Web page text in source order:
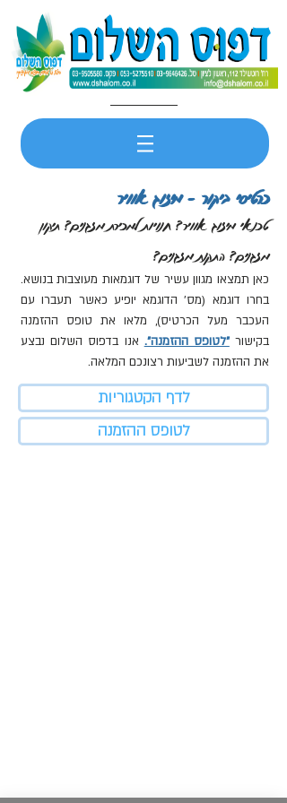
כרטיסי ביקור - מיזוג אוויר
טכנאי מיזוג אוויר? חנויות למכירת מזגנים? תיקון
מזגנים? התקנת מזגנים?
כאן תמצאו מגוון עשיר של דוגמאות מעוצבות בנושא.
בחרו דוגמא (מס' הדוגמא יופיע כאשר תעברו עם
העכבר מעל הכרטיס), מלאו את טופס ההזמנה
בקישור"לטופס ההזמנה". אנו בדפוס השלום נבצע
את ההזמנה לשביעות רצונכם המלאה.
לדף הקטגוריות
לטופס ההזמנה